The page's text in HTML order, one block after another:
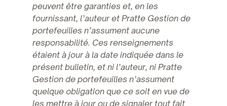
peuvent être garanties et, en les
fournissant, l’auteur et Pratte Gestion de
portefeuilles n’assument aucune
responsabilité. Ces renseignements
étaient à jour à la date indiquée dans le
présent bulletin, et ni l’auteur, ni Pratte
Gestion de portefeuilles n’assument
quelque obligation que ce soit en vue de
les mettre à jour ou de signaler tout fait